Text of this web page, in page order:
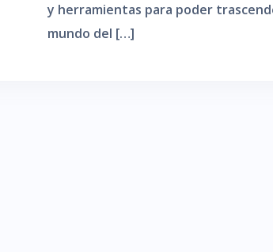
y herramientas para poder
mundo del […]